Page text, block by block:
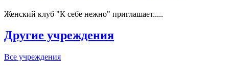
Женский клуб "К себе нежно" приглашает.....
Другие учреждения
Все учреждения